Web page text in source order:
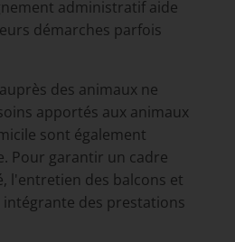
administratif aide
démarches parfois
des animaux ne
apportés aux animaux
sont également
Pour garantir un cadre
l'entretien des balcons et
des prestations